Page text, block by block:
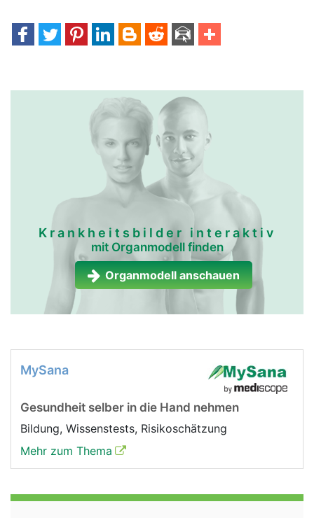
Krankheitsbilder interaktiv
mit Organmodell finden
Organmodell anschauen
MySana
Gesundheit selber in die Hand nehmen
Bildung, Wissenstests, Risikoschätzung
Mehr zum Thema